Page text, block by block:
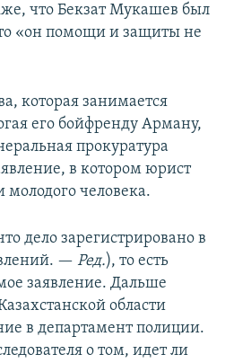
что Бекзат Мукашев был
«он помощи и защиты не
которая занимается
его бойфренду Арману,
прокуратура
в котором юрист
человека.
дело зарегистрировано в
— Ред.), то есть
заявление. Дальше
области
в департамент полиции.
о том, идет ли